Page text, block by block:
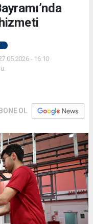
- 16:10
OL